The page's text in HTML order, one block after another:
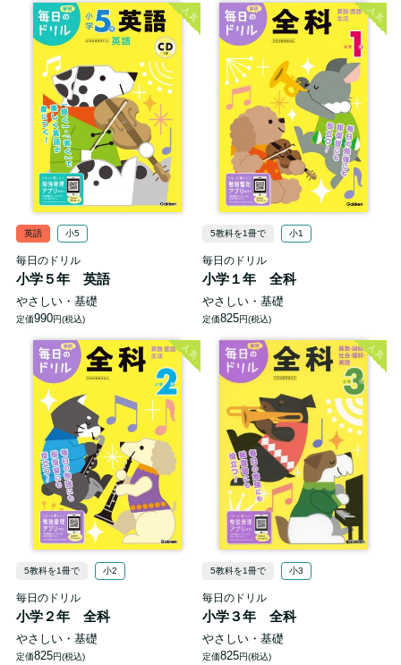
人気
英語 小5
毎日のドリル
小学５年 英語
やさしい・基礎
定価990円(税込)
人気
5教科を1冊で 小1
毎日のドリル
小学１年 全科
やさしい・基礎
定価825円(税込)
人気
5教科を1冊で 小2
毎日のドリル
小学２年 全科
やさしい・基礎
定価825円(税込)
人気
5教科を1冊で 小3
毎日のドリル
小学３年 全科
やさしい・基礎
定価825円(税込)